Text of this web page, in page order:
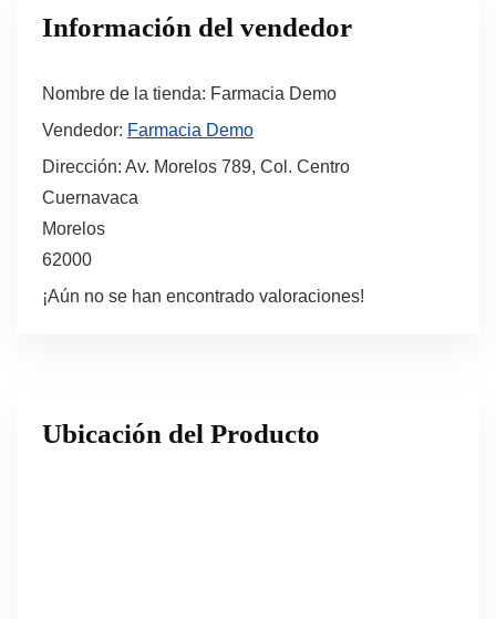
Información del vendedor
Nombre de la tienda: Farmacia Demo
Vendedor: Farmacia Demo
Dirección: Av. Morelos 789, Col. Centro
Cuernavaca
Morelos
62000
¡Aún no se han encontrado valoraciones!
Ubicación del Producto